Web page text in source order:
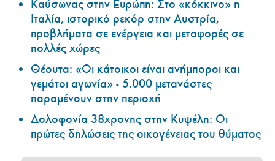
Καύσωνας στην Ευρώπη: Στο «κόκκινο» η
Ιταλία, ιστορικό ρεκόρ στην Αυστρία,
προβλήματα σε ενέργεια και μεταφορές σε
πολλές χώρες
Θέουτα: «Οι κάτοικοι είναι ανήμποροι και
γεμάτοι αγωνία» - 5.000 μετανάστες
παραμένουν στην περιοχή
Δολοφονία 38χρονης στην Κυψέλη: Οι
πρώτες δηλώσεις της οικογένειας του θύματος